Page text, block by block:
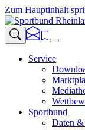
Zum Hauptinhalt
Service
Sportbund
Daten &